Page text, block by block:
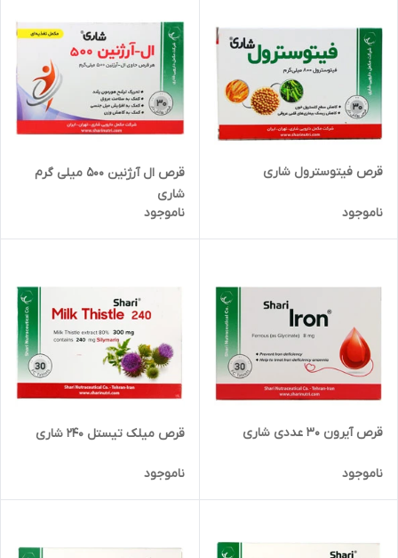
قرص فیتوسترول شاری
ناموجود
قرص ال آرژنین 500 میلی گرم
شاری
ناموجود
قرص آیرون 30 عددی شاری
ناموجود
قرص میلک تیستل 240 شاری
ناموجود